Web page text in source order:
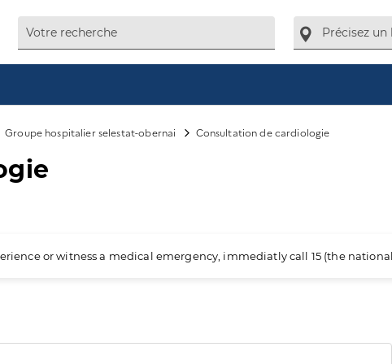
Groupe hospitalier selestat-obernai Consultation de cardiologie
or witness a medical emergency, immediatly call 15 (the